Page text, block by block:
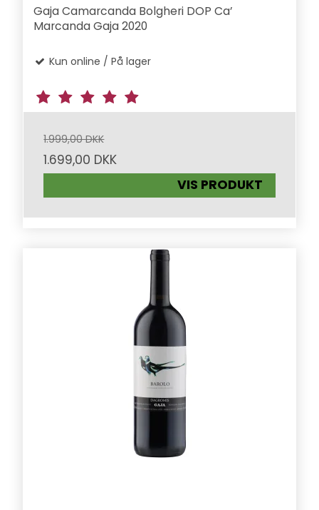
Gaja Camarcanda Bolgheri DOP Ca’
Marcanda Gaja 2020
Kun online / På lager
1.999,00 DKK
1.699,00 DKK
VIS PRODUKT